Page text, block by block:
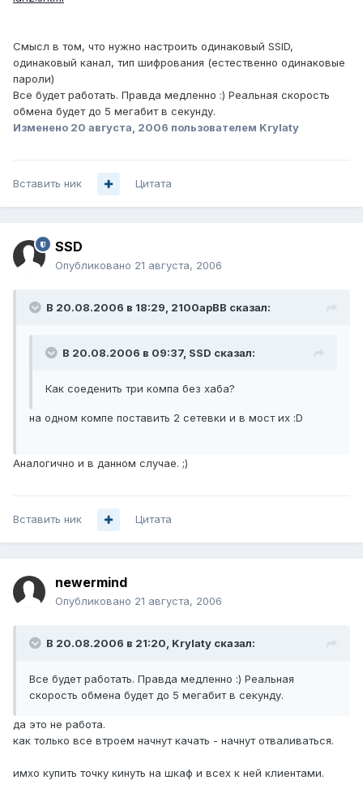
Смысл в том, что нужно настроить одинаковый SSID,
одинаковый канал, тип шифрования (естественно одинаковые
пароли)
Все будет работать. Правда медленно :) Реальная скорость
обмена будет до 5 мегабит в секунду.
Изменено 20 августа, 2006 пользователем Krylaty
Вставить ник Цитата
SSD
Опубликовано 21 августа, 2006
В 20.08.2006 в 18:29, 2100apBB сказал:
В 20.08.2006 в 09:37, SSD сказал:
Как соеденить три компа без хаба?
на одном компе поставить 2 сетевки и в мост их :D
Аналогично и в данном случае. ;)
Вставить ник Цитата
newermind
Опубликовано 21 августа, 2006
В 20.08.2006 в 21:20, Krylaty сказал:
Все будет работать. Правда медленно :) Реальная
скорость обмена будет до 5 мегабит в секунду.
да это не работа.
как только все втроем начнут качать - начнут отваливаться.
имхо купить точку кинуть на шкаф и всех к ней клиентами.